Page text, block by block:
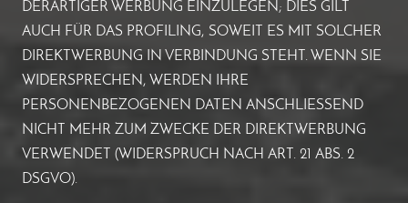
DERARTIGER WERBUNG EINZULEGEN; DIES GILT
AUCH FÜR DAS PROFILING, SOWEIT ES MIT SOLCHER
DIREKTWERBUNG IN VERBINDUNG STEHT. WENN SIE
WIDERSPRECHEN, WERDEN IHRE
PERSONENBEZOGENEN DATEN ANSCHLIESSEND
NICHT MEHR ZUM ZWECKE DER DIREKTWERBUNG
VERWENDET (WIDERSPRUCH NACH ART. 21 ABS. 2
DSGVO).